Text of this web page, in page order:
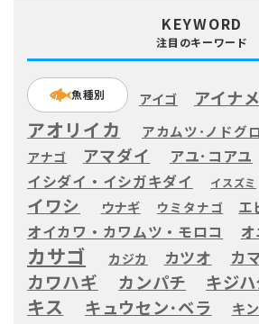
KEYWORD
注目のキーワード
魚種別 アイゴ アイナメ
アオリイカ アカムツ･ノドグロ
アナゴ アマダイ アユ･コアユ
イシダイ・イシガキダイ イスズミ
イワシ ウナギ ウミタナゴ エ
オイカワ・カワムツ・モロコ
カサゴ カジカ カツオ カ
カワハギ カンパチ キジ
キス キュウセン･ベラ キ